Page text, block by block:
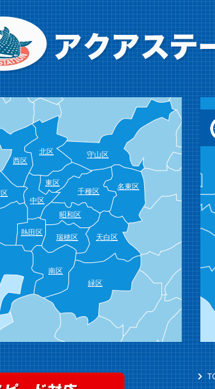
北区
西区
守山区
東区 名東区
千種区
中区
昭和区
天白区
瑞穂区
熱田区
緑区
南区